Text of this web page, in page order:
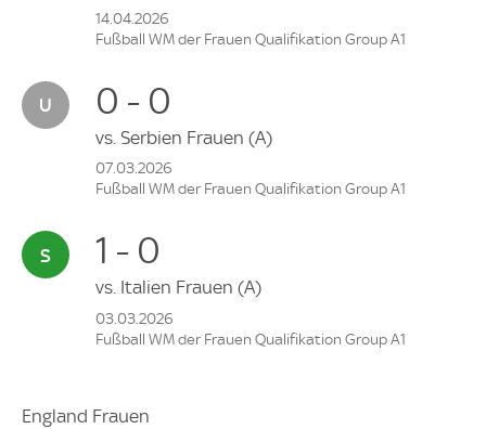
14.04.2026
Fußball WM der Frauen Qualifikation Group A1
0 - 0
vs. Serbien Frauen (A)
07.03.2026
Fußball WM der Frauen Qualifikation Group A1
1 - 0
vs. Italien Frauen (A)
03.03.2026
Fußball WM der Frauen Qualifikation Group A1
England Frauen